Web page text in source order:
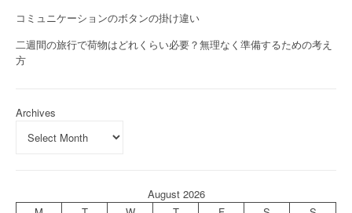
コミュニケーションのボタンの掛け違い
二週間の旅行で荷物はどれくらい必要？無理なく準備するための考え
方
Archives
August 2026